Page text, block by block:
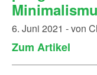
6. Juni 2021 - von
Zum Artikel